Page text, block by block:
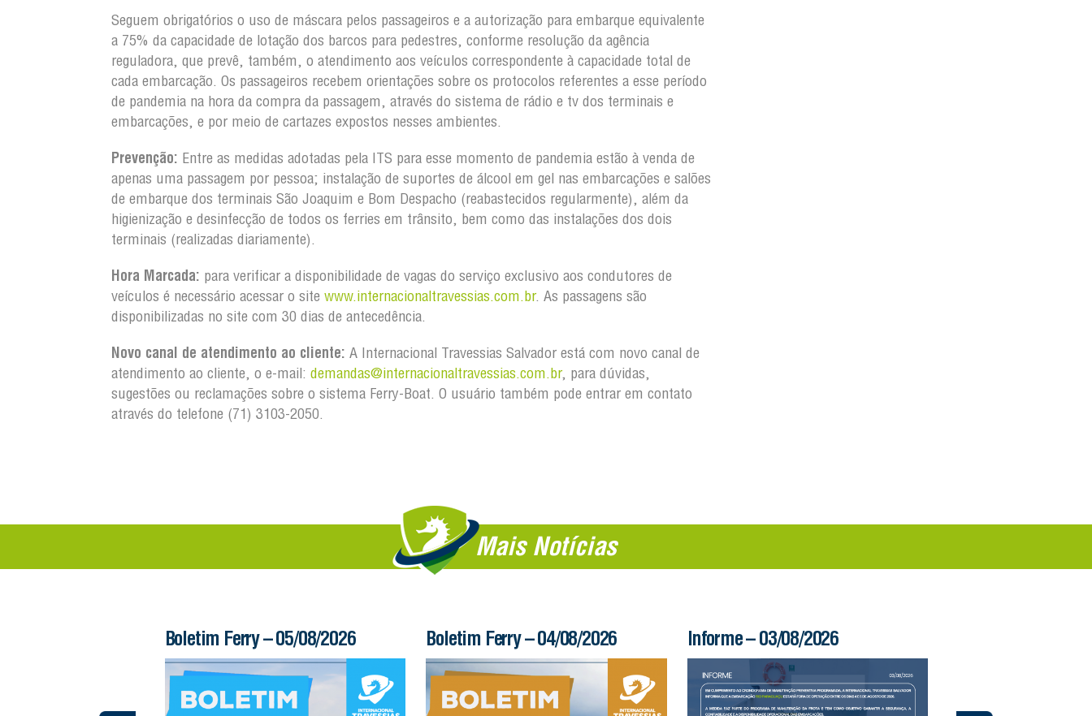
Seguem obrigatórios o uso de máscara pelos passageiros e a autorização para embarque equivalente
a 75% da capacidade de lotação dos barcos para pedestres, conforme resolução da agência
reguladora, que prevê, também, o atendimento aos veículos correspondente à capacidade total de
cada embarcação. Os passageiros recebem orientações sobre os protocolos referentes a esse período
de pandemia na hora da compra da passagem, através do sistema de rádio e tv dos terminais e
embarcações, e por meio de cartazes expostos nesses ambientes.
Prevenção: Entre as medidas adotadas pela ITS para esse momento de pandemia estão à venda de
apenas uma passagem por pessoa; instalação de suportes de álcool em gel nas embarcações e salões
de embarque dos terminais São Joaquim e Bom Despacho (reabastecidos regularmente), além da
higienização e desinfecção de todos os ferries em trânsito, bem como das instalações dos dois
terminais (realizadas diariamente).
Hora Marcada: para verificar a disponibilidade de vagas do serviço exclusivo aos condutores de
veículos é necessário acessar o site www.internacionaltravessias.com.br. As passagens são
disponibilizadas no site com 30 dias de antecedência.
Novo canal de atendimento ao cliente: A Internacional Travessias Salvador está com novo canal de
atendimento ao cliente, o e-mail: demandas@internacionaltravessias.com.br, para dúvidas,
sugestões ou reclamações sobre o sistema Ferry-Boat. O usuário também pode entrar em contato
através do telefone (71) 3103-2050.
Mais Notícias
Boletim Ferry – 05/08/2026 Boletim Ferry – 04/08/2026 Informe – 03/08/2026